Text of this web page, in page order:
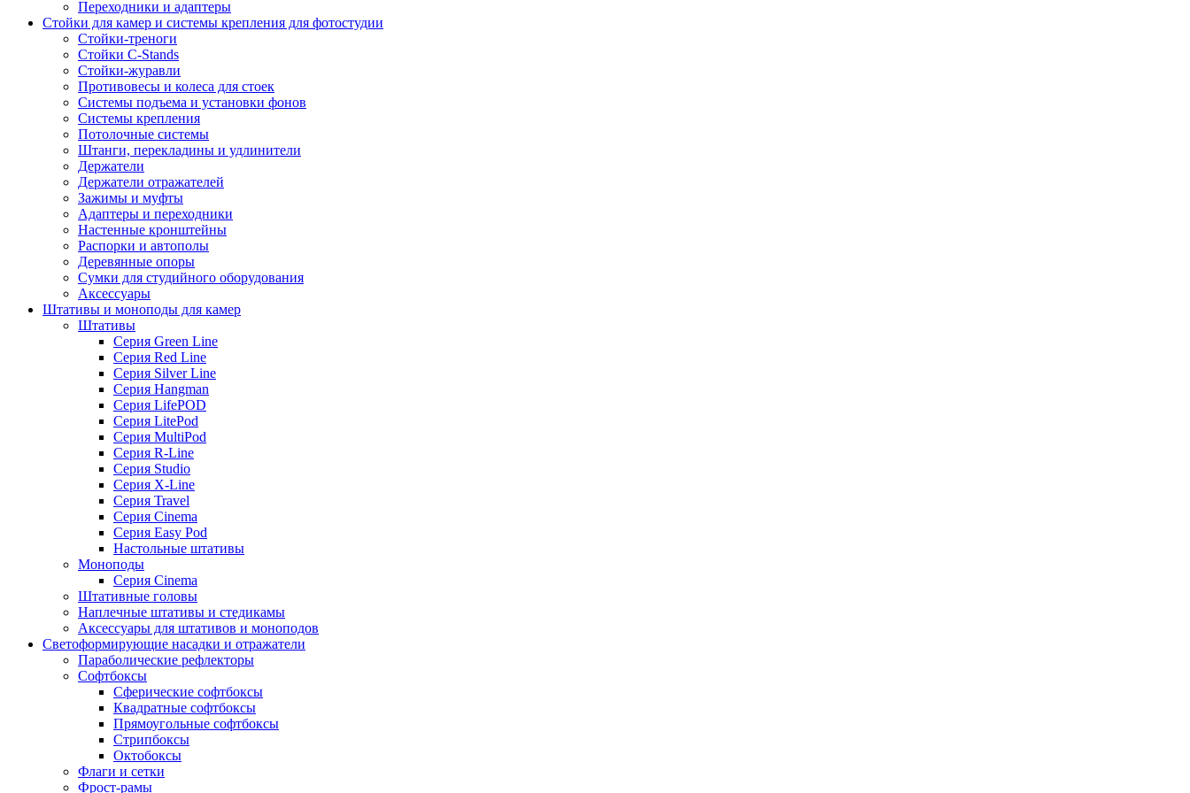
Переходники и адаптеры
Стойки для камер и системы крепления для фотостудии
Стойки-треноги
Стойки C-Stands
Стойки-журавли
Противовесы и колеса для стоек
Системы подъема и установки фонов
Системы крепления
Потолочные системы
Штанги, перекладины и удлинители
Держатели
Держатели отражателей
Зажимы и муфты
Адаптеры и переходники
Настенные кронштейны
Распорки и автополы
Деревянные опоры
Сумки для студийного оборудования
Аксессуары
Штативы и моноподы для камер
Штативы
Серия Green Line
Серия Red Line
Серия Silver Line
Серия Hangman
Серия LifePOD
Серия LitePod
Серия MultiPod
Серия R-Line
Серия Studio
Серия X-Line
Серия Travel
Серия Cinema
Серия Easy Pod
Настольные штативы
Моноподы
Серия Cinema
Штативные головы
Наплечные штативы и стедикамы
Аксессуары для штативов и моноподов
Светоформирующие насадки и отражатели
Параболические рефлекторы
Софтбоксы
Сферические софтбоксы
Квадратные софтбоксы
Прямоугольные софтбоксы
Стрипбоксы
Октобоксы
Флаги и сетки
Фрост-рамы